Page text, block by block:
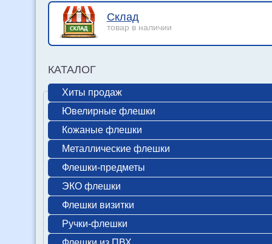
Склад
товар в наличии
КАТАЛОГ
Хиты продаж
Ювелирные флешки
Кожаные флешки
Металлические флешки
Флешки-предметы
ЭКО флешки
Флешки визитки
Ручки-флешки